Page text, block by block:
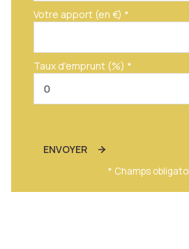
Votre apport (en €) *
Taux d'emprunt (%) *
ENVOYER
* Champs